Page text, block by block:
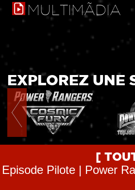
MULTIMÃDIA
EXPLOREZ UNE
[
Episode Pilote | Power